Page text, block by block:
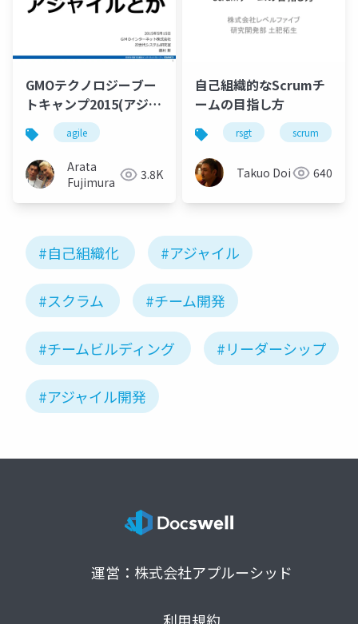
GMOテクノロジーブー
トキャンプ2015(アジャ
イル編)agile
Arata
Fujimura
3.8K
自己組織的なScrumチ
ームの目指し方
rsgt scrum
Takuo Doi 640
#自己組織化 #アジャイル
#スクラム #チーム開発
#チームビルディング #リーダーシップ
#アジャイル開発
運営：株式会社アプルーシッド